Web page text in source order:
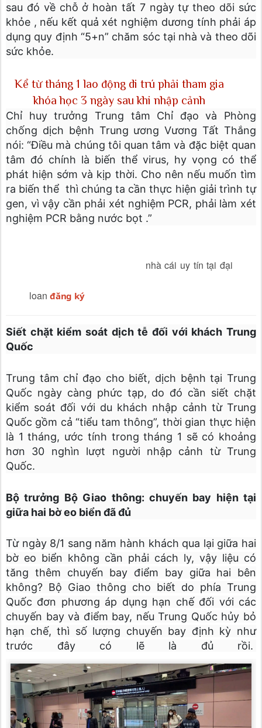
sau đó về chỗ ở hoàn tất 7 ngày tự theo dõi sức
khỏe , nếu kết quả xét nghiệm dương tính phải áp
dụng quy định “5+n” chăm sóc tại nhà và theo dõi
sức khỏe.
Kể từ tháng 1 lao động di trú phải tham gia
khóa học 3 ngày sau khi nhập cảnh
Chỉ huy trưởng Trung tâm Chỉ đạo và Phòng
chống dịch bệnh Trung ương Vương Tất Thắng
nói: “Điều mà chúng tôi quan tâm và đặc biệt quan
tâm đó chính là biến thể virus, hy vọng có thể
phát hiện sớm và kịp thời. Cho nên nếu muốn tìm
ra biến thể thì chúng ta cần thực hiện giải trình tự
gen, vì vậy cần phải xét nghiệm PCR, phải làm xét
nghiệm PCR bằng nước bọt .”
nhà cái uy tín tại đại
loan đăng ký
Siết chặt kiểm soát dịch tễ đối với khách Trung
Quốc
Trung tâm chỉ đạo cho biết, dịch bệnh tại Trung
Quốc ngày càng phức tạp, do đó cần siết chặt
kiểm soát đối với du khách nhập cảnh từ Trung
Quốc gồm cả “tiểu tam thông”, thời gian thực hiện
là 1 tháng, ước tính trong tháng 1 sẽ có khoảng
hơn 30 nghìn lượt người nhập cảnh từ Trung
Quốc.
Bộ trưởng Bộ Giao thông: chuyến bay hiện tại
giữa hai bờ eo biển đã đủ
Từ ngày 8/1 sang năm hành khách qua lại giữa hai
bờ eo biển không cần phải cách ly, vậy liệu có
tăng thêm chuyến bay điểm bay giữa hai bên
không? Bộ Giao thông cho biết do phía Trung
Quốc đơn phương áp dụng hạn chế đối với các
chuyến bay và điểm bay, nếu Trung Quốc hủy bỏ
hạn chế, thì số lượng chuyến bay định kỳ như
trước đây có lẽ là đủ rồi.